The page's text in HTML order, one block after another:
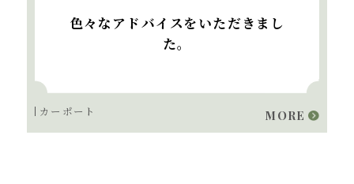
色々なアドバイスをいただきまし
た。
カーポート MORE